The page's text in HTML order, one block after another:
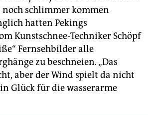
noch schlimmer kommen
hatten Pekings
Kunstschnee-Techniker Schöpf
Fernsehbilder alle
zu beschneien. „Das
aber der Wind spielt da nicht
Glück für die wasserarme